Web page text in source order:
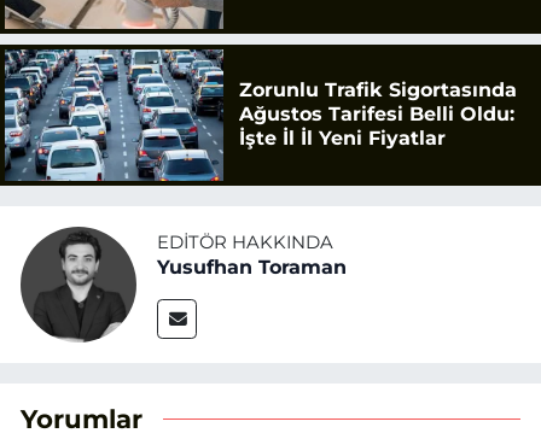
Zorunlu Trafik Sigortasında
Ağustos Tarifesi Belli Oldu:
İşte İl İl Yeni Fiyatlar
EDITÖR HAKKINDA
Yusufhan Toraman
Yorumlar